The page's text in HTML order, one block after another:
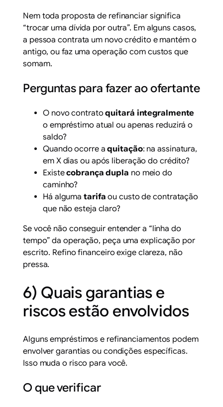
Nem toda proposta de refinanciar significa
“trocar uma dívida por outra”. Em alguns casos,
a pessoa contrata um novo crédito e mantém o
antigo, ou faz uma operação com custos que
somam.
Perguntas para fazer ao ofertante
O novo contratoquitará integralmente
o empréstimo atual ou apenas reduzirá o
saldo?
Quando ocorre aquitação: na assinatura,
em X dias ou após liberação do crédito?
Existecobrança dupla no meio do
caminho?
Há algumatarifa ou custo de contratação
que não esteja claro?
Se você não conseguir entender a “linha do
tempo” da operação, peça uma explicação por
escrito. Refino financeiro exige clareza, não
pressa.
6) Quais garantias e
riscos estão envolvidos
Alguns empréstimos e refinanciamentos podem
envolver garantias ou condições específicas.
Isso muda o risco para você.
O que verificar